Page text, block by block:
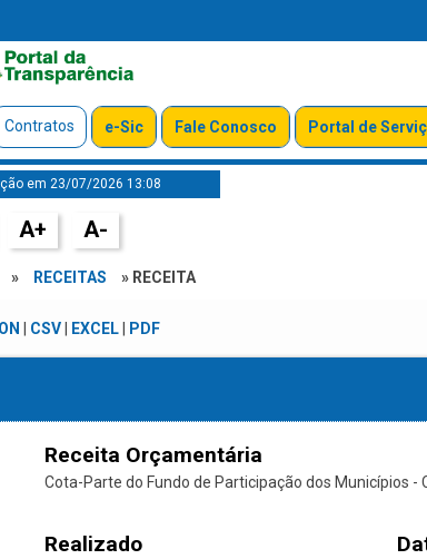
Contratos e-Sic Fale Conosco Portal de
em 23/07/2026 13:08
A+ A-
» RECEITAS » RECEITA
CSV| EXCEL| PDF
Receita Orçamentária
Cota-Parte do Fundo de Participação dos Municípios -
Realizado